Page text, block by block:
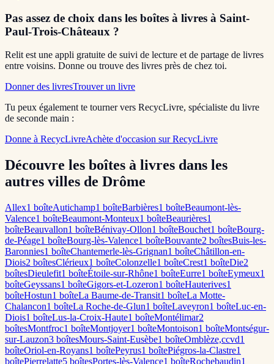
Pas assez de choix dans les boîtes à livres à Saint-
Paul-Trois-Châteaux ?
Relit est une appli gratuite de suivi de lecture et de partage de livres
entre voisins. Donne ou trouve des livres près de chez toi.
Donner des livresTrouver un livre
Tu peux également te tourner vers RecycLivre, spécialiste du livre
de seconde main :
Donne à RecycLivreAchète d'occasion sur RecycLivre
Découvre les boîtes à livres dans les
autres villes de Drôme
Allex1 boîteAutichamp1 boîteBarbières1 boîteBeaumont-lès-
Valence1 boîteBeaumont-Monteux1 boîteBeaurières1
boîteBeauvallon1 boîteBénivay-Ollon1 boîteBouchet1 boîteBourg-
de-Péage1 boîteBourg-lès-Valence1 boîteBouvante2 boîtesBuis-les-
Baronnies1 boîteChantemerle-lès-Grignan1 boîteChâtillon-en-
Diois2 boîtesClérieux1 boîteColonzelle1 boîteCrest1 boîteDie2
boîtesDieulefit1 boîteÉtoile-sur-Rhône1 boîteEurre1 boîteEymeux1
boîteGeyssans1 boîteGigors-et-Lozeron1 boîteHauterives1
boîteHostun1 boîteLa Baume-de-Transit1 boîteLa Motte-
Chalancon1 boîteLa Roche-de-Glun1 boîteLaveyron1 boîteLuc-en-
Diois1 boîteLus-la-Croix-Haute1 boîteMontélimar2
boîtesMontfroc1 boîteMontjoyer1 boîteMontoison1 boîteMontségur-
sur-Lauzon3 boîtesMours-Saint-Eusèbe1 boîteOmblèze,ccvd1
boîteOriol-en-Royans1 boîtePeyrus1 boîtePiégros-la-Clastre1
boîtePierrelatte5 boîtesPortes-lès-Valence1 boîteRochebaudin1